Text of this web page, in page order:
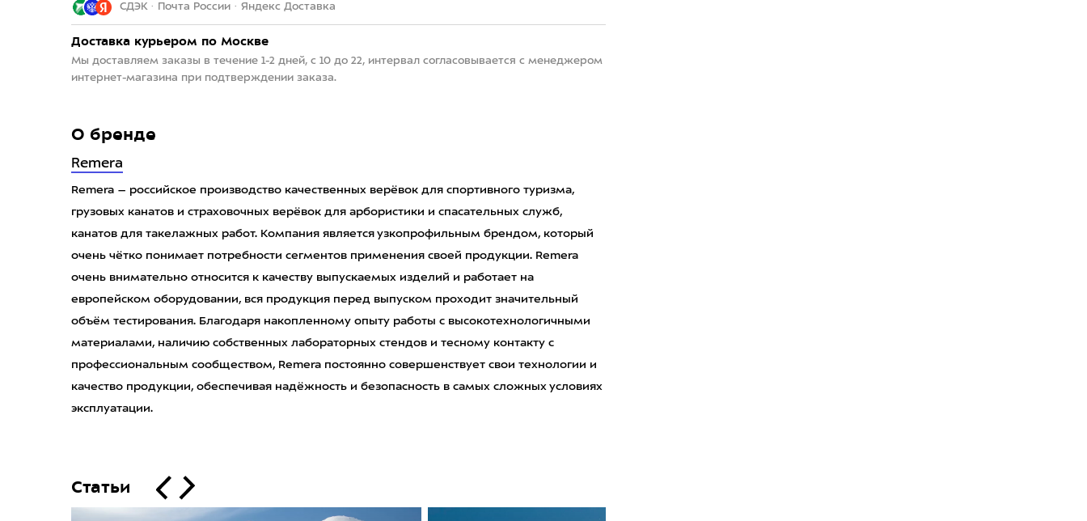
СДЭК · Почта России · Яндекс Доставка
Доставка курьером по Москве
Мы доставляем заказы в течение 1-2 дней, с 10 до 22, интервал согласовывается с менеджером
интернет-магазина при подтверждении заказа.
О бренде
Remera
Remera – российское производство качественных верёвок для спортивного туризма,
грузовых канатов и страховочных верёвок для арбористики и спасательных служб,
канатов для такелажных работ. Компания является узкопрофильным брендом, который
очень чётко понимает потребности сегментов применения своей продукции. Remera
очень внимательно относится к качеству выпускаемых изделий и работает на
европейском оборудовании, вся продукция перед выпуском проходит значительный
объём тестирования. Благодаря накопленному опыту работы с высокотехнологичными
материалами, наличию собственных лабораторных стендов и тесному контакту с
профессиональным сообществом, Remera постоянно совершенствует свои технологии и
качество продукции, обеспечивая надёжность и безопасность в самых сложных условиях
эксплуатации.
Статьи